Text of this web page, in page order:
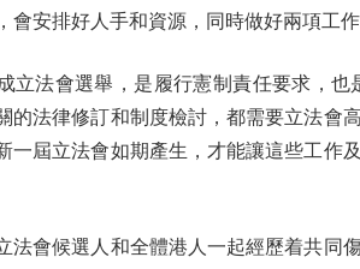
會安排好人手和資源，同時做好兩項工作
法會選舉，是履行憲制責任要求，也
的法律修訂和制度檢討，都需要立法會
一屆立法會如期產生，才能讓這些工作
會候選人和全體港人一起經歷着共同傷